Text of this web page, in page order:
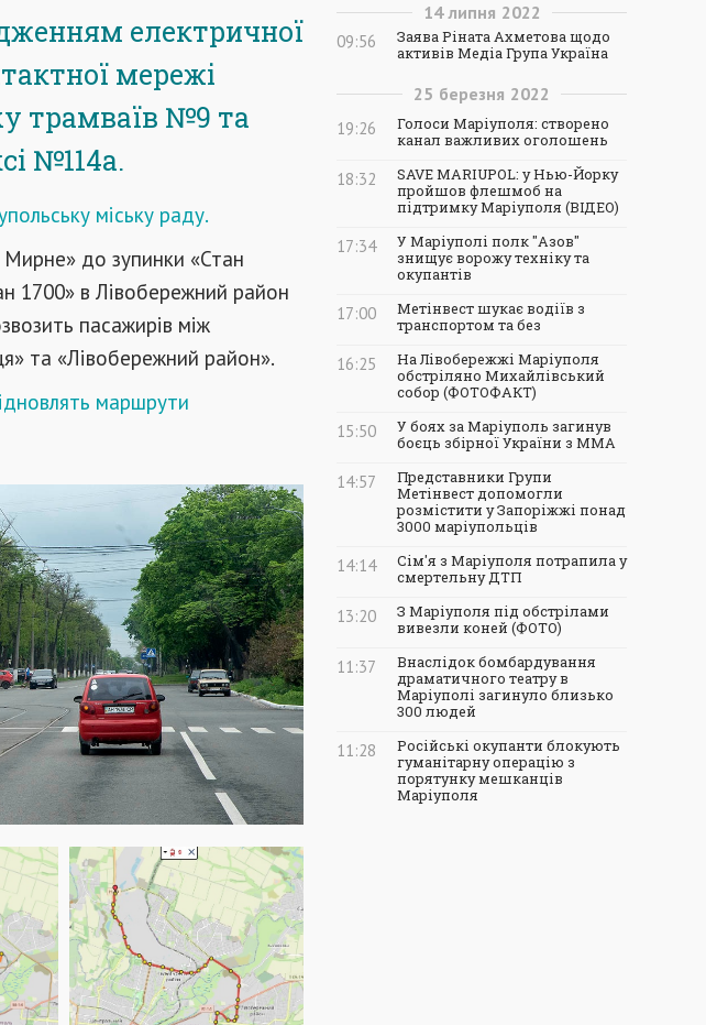
електричної
мережі
трамваїв №9 та
№114а.
міську раду.
до зупинки «Стан
1700» в Лівобережний район
пасажирів між
та «Лівобережний район».
маршрути
14 липня 2022
09:56
Заява Ріната Ахметова щодо
активів Медіа Група Україна
25 березня 2022
19:26
Голоси Маріуполя: створено
канал важливих оголошень
18:32
SAVE MARIUPOL: у Нью-Йорку
пройшов флешмоб на
підтримку Маріуполя (ВІДЕО)
17:34
У Маріуполі полк "Азов"
знищує ворожу техніку та
окупантів
17:00
Метінвест шукає водіїв з
транспортом та без
16:25
На Лівобережжі Маріуполя
обстріляно Михайлівський
собор (ФОТОФАКТ)
15:50
У боях за Маріуполь загинув
боєць збірної України з ММА
14:57
Представники Групи
Метінвест допомогли
розмістити у Запоріжжі понад
3000 маріупольців
14:14
Сім'я з Маріуполя потрапила у
смертельну ДТП
13:20
З Маріуполя під обстрілами
вивезли коней (ФОТО)
11:37
Внаслідок бомбардування
драматичного театру в
Маріуполі загинуло близько
300 людей
11:28
Російські окупанти блокують
гуманітарну операцію з
порятунку мешканців
Маріуполя